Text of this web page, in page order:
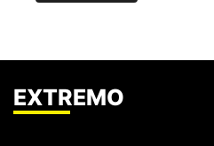
EXTREMO